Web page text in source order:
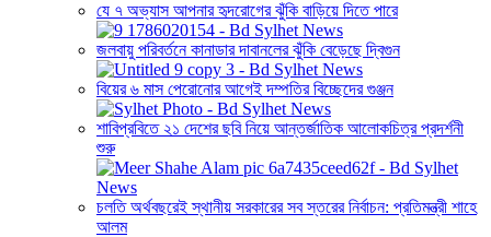
যে ৭ অভ্যাস আপনার হৃদরোগের ঝুঁকি বাড়িয়ে দিতে পারে
জলবায়ু পরিবর্তনে কানাডার দাবানলের ঝুঁকি বেড়েছে দ্বিগুন
বিয়ের ৬ মাস পেরোনোর আগেই দম্পতির বিচ্ছেদের গুঞ্জন
শাবিপ্রবিতে ২১ দেশের ছবি নিয়ে আন্তর্জাতিক আলোকচিত্র প্রদর্শনী
শুরু
চলতি অর্থবছরেই স্থানীয় সরকারের সব স্তরের নির্বাচন: প্রতিমন্ত্রী শাহে
আলম